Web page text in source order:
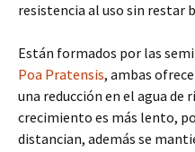
resistencia al uso sin restar
Están formados por las
Poa Pratensis, ambas
una reducción en el agua de
crecimiento es más lento,
distancian, además se